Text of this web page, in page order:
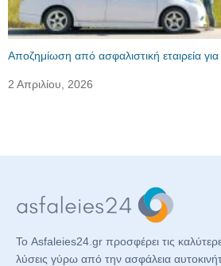
Αποζημίωση από ασφαλιστική εταιρεία για
2 Απριλίου, 2026
Το Asfaleies24.gr προσφέρει τις
λύσεις γύρω από την ασφάλεια